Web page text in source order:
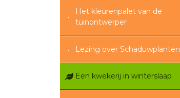
Het kleurenpalet van de
tuinontwerper
Lezing over Schaduwplanten
Een kwekerij in winterslaap